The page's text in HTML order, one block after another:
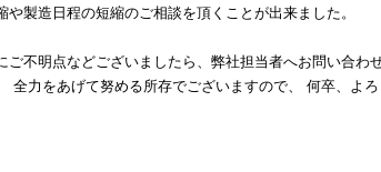
製造日程の短縮のご相談を頂くことが出来ました。
不明点などございましたら、弊社担当者へお問い合わせ
全力をあげて努める所存でございますので、 何卒、よ